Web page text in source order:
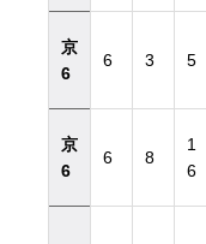
京
6
6 3 5
京
6
6 8
1
6